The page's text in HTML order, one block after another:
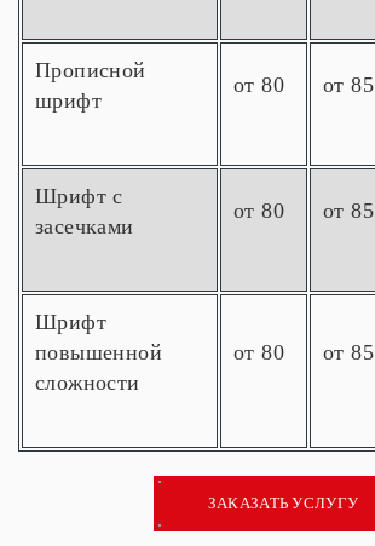
Прописной
шрифт
от 80 от 85
Шрифт с
засечками
от 80 от 85
Шрифт
повышенной
сложности
от 80 от 85
ЗАКАЗАТЬ УСЛУГУ